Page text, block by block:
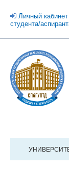
Личный кабинет
студента/